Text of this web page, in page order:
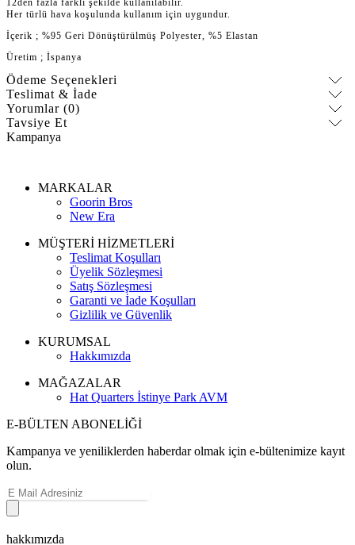
Her türlü hava koşulunda kullanım için uygundur.
İçerik ; %95 Geri Dönüştürülmüş Polyester, %5 Elastan
Üretim ; İspanya
Ödeme Seçenekleri
Teslimat & İade
Yorumlar (0)
Tavsiye Et
Kampanya
MARKALAR
Goorin Bros
New Era
MÜŞTERİ HİZMETLERİ
Teslimat Koşulları
Üyelik Sözleşmesi
Satış Sözleşmesi
Garanti ve İade Koşulları
Gizlilik ve Güvenlik
KURUMSAL
Hakkımızda
MAĞAZALAR
Hat Quarters İstinye Park AVM
E-BÜLTEN ABONELİĞİ
Kampanya ve yeniliklerden haberdar olmak için e-bültenimize kayıt
olun.
hakkımızda